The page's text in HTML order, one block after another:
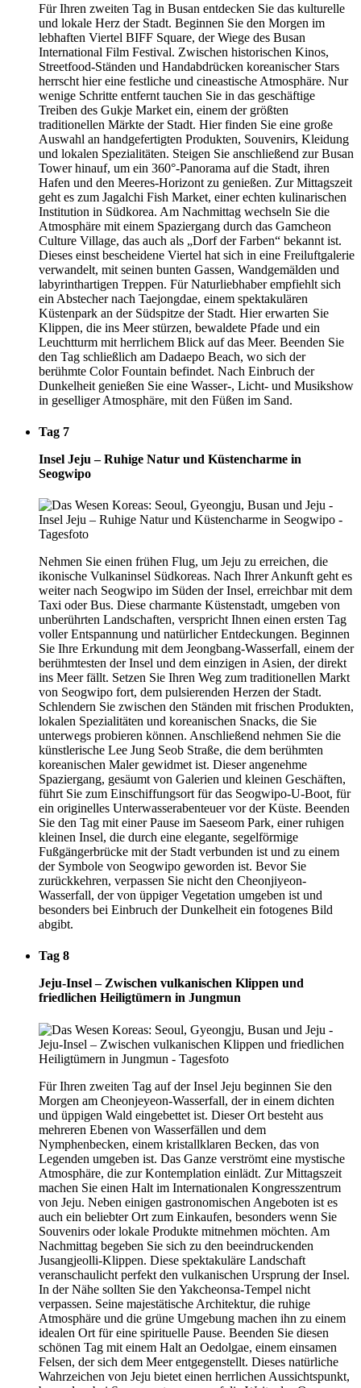
Für Ihren zweiten Tag in Busan entdecken Sie das kulturelle
und lokale Herz der Stadt. Beginnen Sie den Morgen im
lebhaften Viertel BIFF Square, der Wiege des Busan
International Film Festival. Zwischen historischen Kinos,
Streetfood-Ständen und Handabdrücken koreanischer Stars
herrscht hier eine festliche und cineastische Atmosphäre. Nur
wenige Schritte entfernt tauchen Sie in das geschäftige
Treiben des Gukje Market ein, einem der größten
traditionellen Märkte der Stadt. Hier finden Sie eine große
Auswahl an handgefertigten Produkten, Souvenirs, Kleidung
und lokalen Spezialitäten. Steigen Sie anschließend zur Busan
Tower hinauf, um ein 360°-Panorama auf die Stadt, ihren
Hafen und den Meeres-Horizont zu genießen. Zur Mittagszeit
geht es zum Jagalchi Fish Market, einer echten kulinarischen
Institution in Südkorea. Am Nachmittag wechseln Sie die
Atmosphäre mit einem Spaziergang durch das Gamcheon
Culture Village, das auch als „Dorf der Farben“ bekannt ist.
Dieses einst bescheidene Viertel hat sich in eine Freiluftgalerie
verwandelt, mit seinen bunten Gassen, Wandgemälden und
labyrinthartigen Treppen. Für Naturliebhaber empfiehlt sich
ein Abstecher nach Taejongdae, einem spektakulären
Küstenpark an der Südspitze der Stadt. Hier erwarten Sie
Klippen, die ins Meer stürzen, bewaldete Pfade und ein
Leuchtturm mit herrlichem Blick auf das Meer. Beenden Sie
den Tag schließlich am Dadaepo Beach, wo sich der
berühmte Color Fountain befindet. Nach Einbruch der
Dunkelheit genießen Sie eine Wasser-, Licht- und Musikshow
in geselliger Atmosphäre, mit den Füßen im Sand.
Tag 7
Insel Jeju – Ruhige Natur und Küstencharme in
Seogwipo
Nehmen Sie einen frühen Flug, um Jeju zu erreichen, die
ikonische Vulkaninsel Südkoreas. Nach Ihrer Ankunft geht es
weiter nach Seogwipo im Süden der Insel, erreichbar mit dem
Taxi oder Bus. Diese charmante Küstenstadt, umgeben von
unberührten Landschaften, verspricht Ihnen einen ersten Tag
voller Entspannung und natürlicher Entdeckungen. Beginnen
Sie Ihre Erkundung mit dem Jeongbang-Wasserfall, einem der
berühmtesten der Insel und dem einzigen in Asien, der direkt
ins Meer fällt. Setzen Sie Ihren Weg zum traditionellen Markt
von Seogwipo fort, dem pulsierenden Herzen der Stadt.
Schlendern Sie zwischen den Ständen mit frischen Produkten,
lokalen Spezialitäten und koreanischen Snacks, die Sie
unterwegs probieren können. Anschließend nehmen Sie die
künstlerische Lee Jung Seob Straße, die dem berühmten
koreanischen Maler gewidmet ist. Dieser angenehme
Spaziergang, gesäumt von Galerien und kleinen Geschäften,
führt Sie zum Einschiffungsort für das Seogwipo-U-Boot, für
ein originelles Unterwasserabenteuer vor der Küste. Beenden
Sie den Tag mit einer Pause im Saeseom Park, einer ruhigen
kleinen Insel, die durch eine elegante, segelförmige
Fußgängerbrücke mit der Stadt verbunden ist und zu einem
der Symbole von Seogwipo geworden ist. Bevor Sie
zurückkehren, verpassen Sie nicht den Cheonjiyeon-
Wasserfall, der von üppiger Vegetation umgeben ist und
besonders bei Einbruch der Dunkelheit ein fotogenes Bild
abgibt.
Tag 8
Jeju-Insel – Zwischen vulkanischen Klippen und
friedlichen Heiligtümern in Jungmun
Für Ihren zweiten Tag auf der Insel Jeju beginnen Sie den
Morgen am Cheonjeyeon-Wasserfall, der in einem dichten
und üppigen Wald eingebettet ist. Dieser Ort besteht aus
mehreren Ebenen von Wasserfällen und dem
Nymphenbecken, einem kristallklaren Becken, das von
Legenden umgeben ist. Das Ganze verströmt eine mystische
Atmosphäre, die zur Kontemplation einlädt. Zur Mittagszeit
machen Sie einen Halt im Internationalen Kongresszentrum
von Jeju. Neben einigen gastronomischen Angeboten ist es
auch ein beliebter Ort zum Einkaufen, besonders wenn Sie
Souvenirs oder lokale Produkte mitnehmen möchten. Am
Nachmittag begeben Sie sich zu den beeindruckenden
Jusangjeolli-Klippen. Diese spektakuläre Landschaft
veranschaulicht perfekt den vulkanischen Ursprung der Insel.
In der Nähe sollten Sie den Yakcheonsa-Tempel nicht
verpassen. Seine majestätische Architektur, die ruhige
Atmosphäre und die grüne Umgebung machen ihn zu einem
idealen Ort für eine spirituelle Pause. Beenden Sie diesen
schönen Tag mit einem Halt an Oedolgae, einem einsamen
Felsen, der sich dem Meer entgegenstellt. Dieses natürliche
Wahrzeichen von Jeju bietet einen herrlichen Aussichtspunkt,